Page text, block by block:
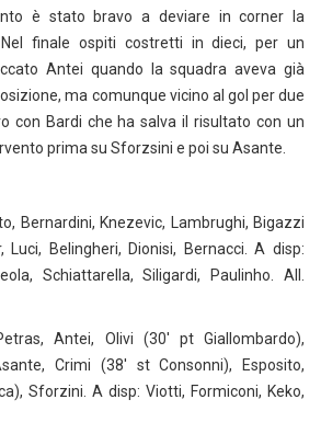
è stato bravo a deviare in corner la
finale ospiti costretti in dieci, per un
Antei quando la squadra aveva già
ma comunque vicino al gol per due
con Bardi che ha salva il risultato con un
prima su Sforzsini e poi su Asante.
Bernardini, Knezevic, Lambrughi, Bigazzi
Luci, Belingheri, Dionisi, Bernacci. A disp:
Schiattarella, Siligardi, Paulinho. All.
Antei, Olivi (30′ pt Giallombardo),
Crimi (38′ st Consonni), Esposito,
Sforzini. A disp: Viotti, Formiconi, Keko,